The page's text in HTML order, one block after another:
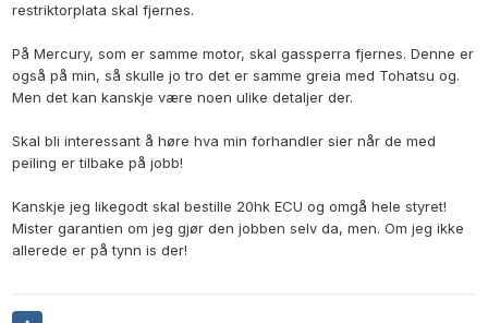
restriktorplata skal fjernes.
På Mercury, som er samme motor, skal gassperra fjernes. Denne er
også på min, så skulle jo tro det er samme greia med Tohatsu og.
Men det kan kanskje være noen ulike detaljer der.
Skal bli interessant å høre hva min forhandler sier når de med
peiling er tilbake på jobb!
Kanskje jeg likegodt skal bestille 20hk ECU og omgå hele styret!
Mister garantien om jeg gjør den jobben selv da, men. Om jeg ikke
allerede er på tynn is der!